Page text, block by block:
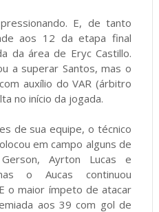
E, de tanto
aos 12 da etapa final
da área de Eryc Castillo.
a superar Santos, mas o
auxílio do VAR (árbitro
no início da jogada.
de sua equipe, o técnico
em campo alguns de
Ayrton Lucas e
o Aucas continuou
o maior ímpeto de atacar
aos 39 com gol de